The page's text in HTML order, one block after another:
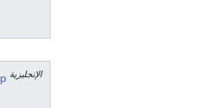
الإنجليزية